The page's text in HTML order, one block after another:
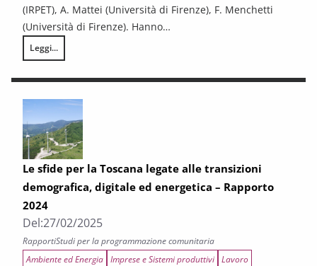
(IRPET), A. Mattei (Università di Firenze), F. Menchetti
(Università di Firenze). Hanno…
Leggi...
Gli effetti su produttività e occupazione degli incentivi alla R&S nei
Le sfide per la Toscana legate alle transizioni
demografica, digitale ed energetica – Rapporto
2024
Del:27/02/2025
RapportiStudi per la programmazione comunitaria
Ambiente ed Energia Imprese e Sistemi produttivi Lavoro